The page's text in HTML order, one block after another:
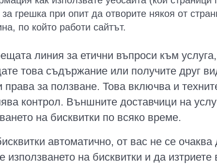
грешка при опит да отворите някоя от
по който работи сайтът.
линия за етични въпроси към
това съдържание или получите друг
за ползване. Това включва и
контрол. Външните доставчици на
на бисквитки по всяко време.
автоматично, от вас не се
на бисквитки и да